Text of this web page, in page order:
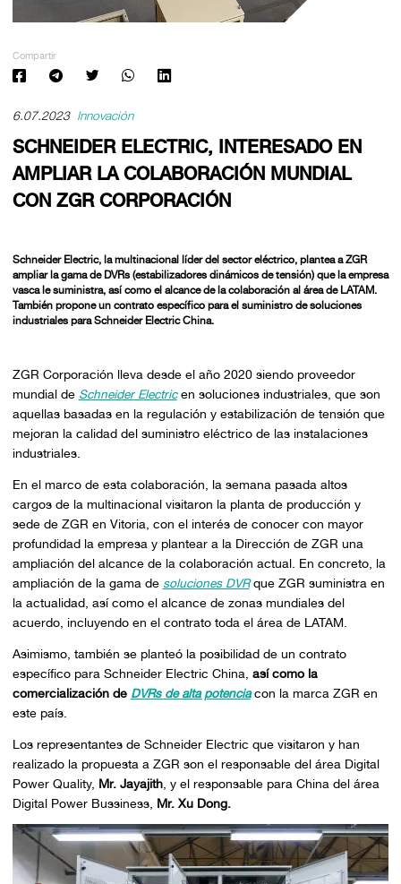
Compartir
6.07.2023 Innovación
SCHNEIDER ELECTRIC, INTERESADO EN
AMPLIAR LA COLABORACIÓN MUNDIAL
CON ZGR CORPORACIÓN
Schneider Electric, la multinacional líder del sector eléctrico, plantea a ZGR
ampliar la gama de DVRs (estabilizadores dinámicos de tensión) que la empresa
vasca le suministra, así como el alcance de la colaboración al área de LATAM.
También propone un contrato específico para el suministro de soluciones
industriales para Schneider Electric China.
ZGR Corporación lleva desde el año 2020 siendo proveedor
mundial de Schneider Electricen soluciones industriales, que son
aquellas basadas en la regulación y estabilización de tensión que
mejoran la calidad del suministro eléctrico de las instalaciones
industriales.
En el marco de esta colaboración, la semana pasada altos
cargos de la multinacional visitaron la planta de producción y
sede de ZGR en Vitoria, con el interés de conocer con mayor
profundidad la empresa y plantear a la Dirección de ZGR una
ampliación del alcance de la colaboración actual. En concreto, la
ampliación de la gama de soluciones DVRque ZGR suministra en
la actualidad, así como el alcance de zonas mundiales del
acuerdo, incluyendo en el contrato toda el área de LATAM.
Asimismo, también se planteó la posibilidad de un contrato
específico para Schneider Electric China, así como la
comercialización de DVRs de alta potenciacon la marca ZGR en
este país.
Los representantes de Schneider Electric que visitaron y han
realizado la propuesta a ZGR son el responsable del área Digital
Power Quality, Mr. Jayajith, y el responsable para China del área
Digital Power Bussiness, Mr. Xu Dong.